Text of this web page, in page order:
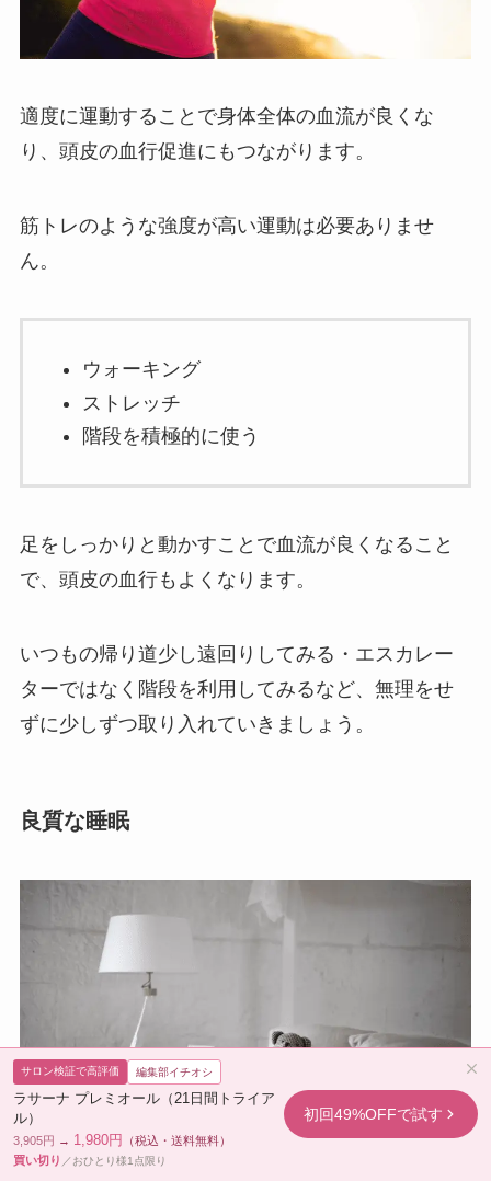
適度に運動することで身体全体の血流が良くな
り、頭皮の血行促進にもつながります。
筋トレのような強度が高い運動は必要ありませ
ん。
ウォーキング
ストレッチ
階段を積極的に使う
足をしっかりと動かすことで血流が良くなること
で、頭皮の血行もよくなります。
いつもの帰り道少し遠回りしてみる・エスカレー
ターではなく階段を利用してみるなど、無理をせ
ずに少しずつ取り入れていきましょう。
良質な睡眠
サロン検証で高評価 編集部イチオシ
ラサーナ プレミオール（21日間トライア
ル）
3,905円 → 1,980円
（税込・送料無料）
買い切り ／おひとり様1点限り
初回49%OFFで試す